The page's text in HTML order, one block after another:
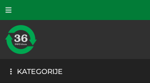
KATEGORIJE
KATEGORIJE